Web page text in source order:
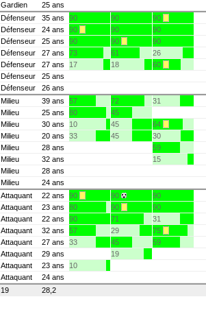
Gardien
25 ans
Défenseur 35 ans 90 90
90
Défenseur 24 ans 90 90
90
Défenseur 25 ans 90 90
90
Défenseur 27 ans 73 61
26
Défenseur 27 ans 17 18
60
Défenseur
25 ans
Défenseur
26 ans
Milieu 39 ans 57 72
31
Milieu 25 ans 80
45
Milieu 30 ans 10 45
64
Milieu 20 ans 33 45
30
Milieu 28 ans
59
Milieu 32 ans
15
Milieu
28 ans
Milieu
24 ans
Attaquant 22 ans 90 90
90
Attaquant 23 ans 80 90
90
Attaquant 22 ans 90 71
31
Attaquant 32 ans 57 29
75
Attaquant 27 ans 33 45
59
Attaquant 29 ans
19
Attaquant 23 ans
10
Attaquant
24 ans
19 28,2